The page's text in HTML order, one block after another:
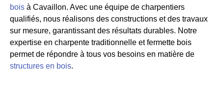
bois à Cavaillon. Avec une équipe de charpentiers
qualifiés, nous réalisons des constructions et des travaux
sur mesure, garantissant des résultats durables. Notre
expertise en charpente traditionnelle et fermette bois
permet de répondre à tous vos besoins en matière de
structures en bois.